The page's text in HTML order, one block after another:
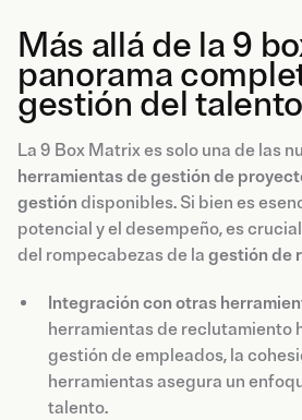
Más allá de la 9
panorama
gestión del talento
La 9 Box Matrix es solo una de las
herramientas de gestión de
gestión disponibles. Si bien es
potencial y el desempeño, es
del rompecabezas de la gestión de
Integración con otras
herramientas de reclutamiento
gestión de empleados, la
herramientas asegura un
talento.